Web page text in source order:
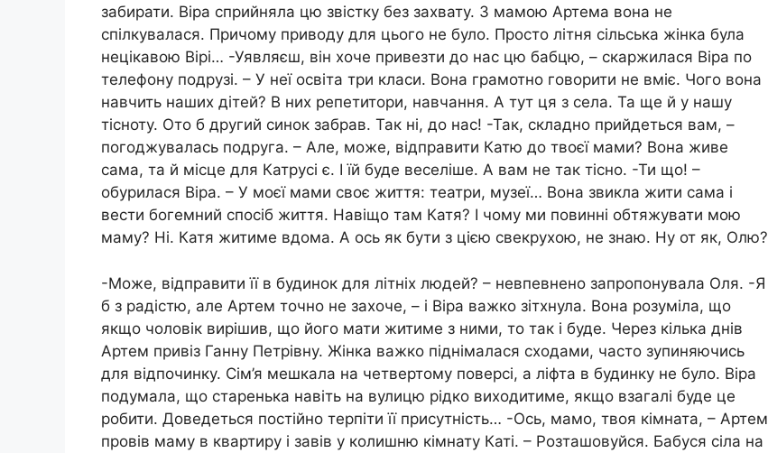
забирати. Віра сприйняла цю звістку без захвату. З мамою Артема вона не
спілкувалася. Причому приводу для цього не було. Просто літня сільська жінка була
нецікавою Вірі… -Уявляєш, він хоче привезти до нас цю бабцю, – скаржилася Віра по
телефону подрузі. – У неї освіта три класи. Вона грамотно говорити не вміє. Чого вона
навчить наших дітей? В них репетитори, навчання. А тут ця з села. Та ще й у нашу
тісноту. Ото б другий синок забрав. Так ні, до нас! -Так, складно прийдеться вам, –
погоджувалась подруга. – Але, може, відправити Катю до твоєї мами? Вона живе
сама, та й місце для Катрусі є. І їй буде веселіше. А вам не так тісно. -Ти що! –
обурилася Віра. – У моєї мами своє життя: театри, музеї… Вона звикла жити сама і
вести богемний спосіб життя. Навіщо там Катя? І чому ми повинні обтяжувати мою
маму? Ні. Катя житиме вдома. А ось як бути з цією свекрухою, не знаю. Ну от як, Олю?
-Може, відправити її в будинок для літніх людей? – невпевнено запропонувала Оля. -Я
б з радістю, але Артем точно не захоче, – і Віра важко зітхнула. Вона розуміла, що
якщо чоловік вирішив, що його мати житиме з ними, то так і буде. Через кілька днів
Артем привіз Ганну Петрівну. Жінка важко піднімалася сходами, часто зупиняючись
для відпочинку. Сім’я мешкала на четвертому поверсі, а ліфта в будинку не було. Віра
подумала, що старенька навіть на вулицю рідко виходитиме, якщо взагалі буде це
робити. Доведеться постійно терпіти її присутність… -Ось, мамо, твоя кімната, – Артем
провів маму в квартиру і завів у колишню кімнату Каті. – Розташовуйся. Бабуся сіла на